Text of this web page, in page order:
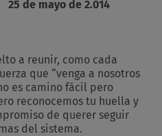
de mayo de 2.014
a reunir, como cada
que “venga a nosotros
es camino fácil pero
reconocemos tu huella y
de querer seguir
del sistema.